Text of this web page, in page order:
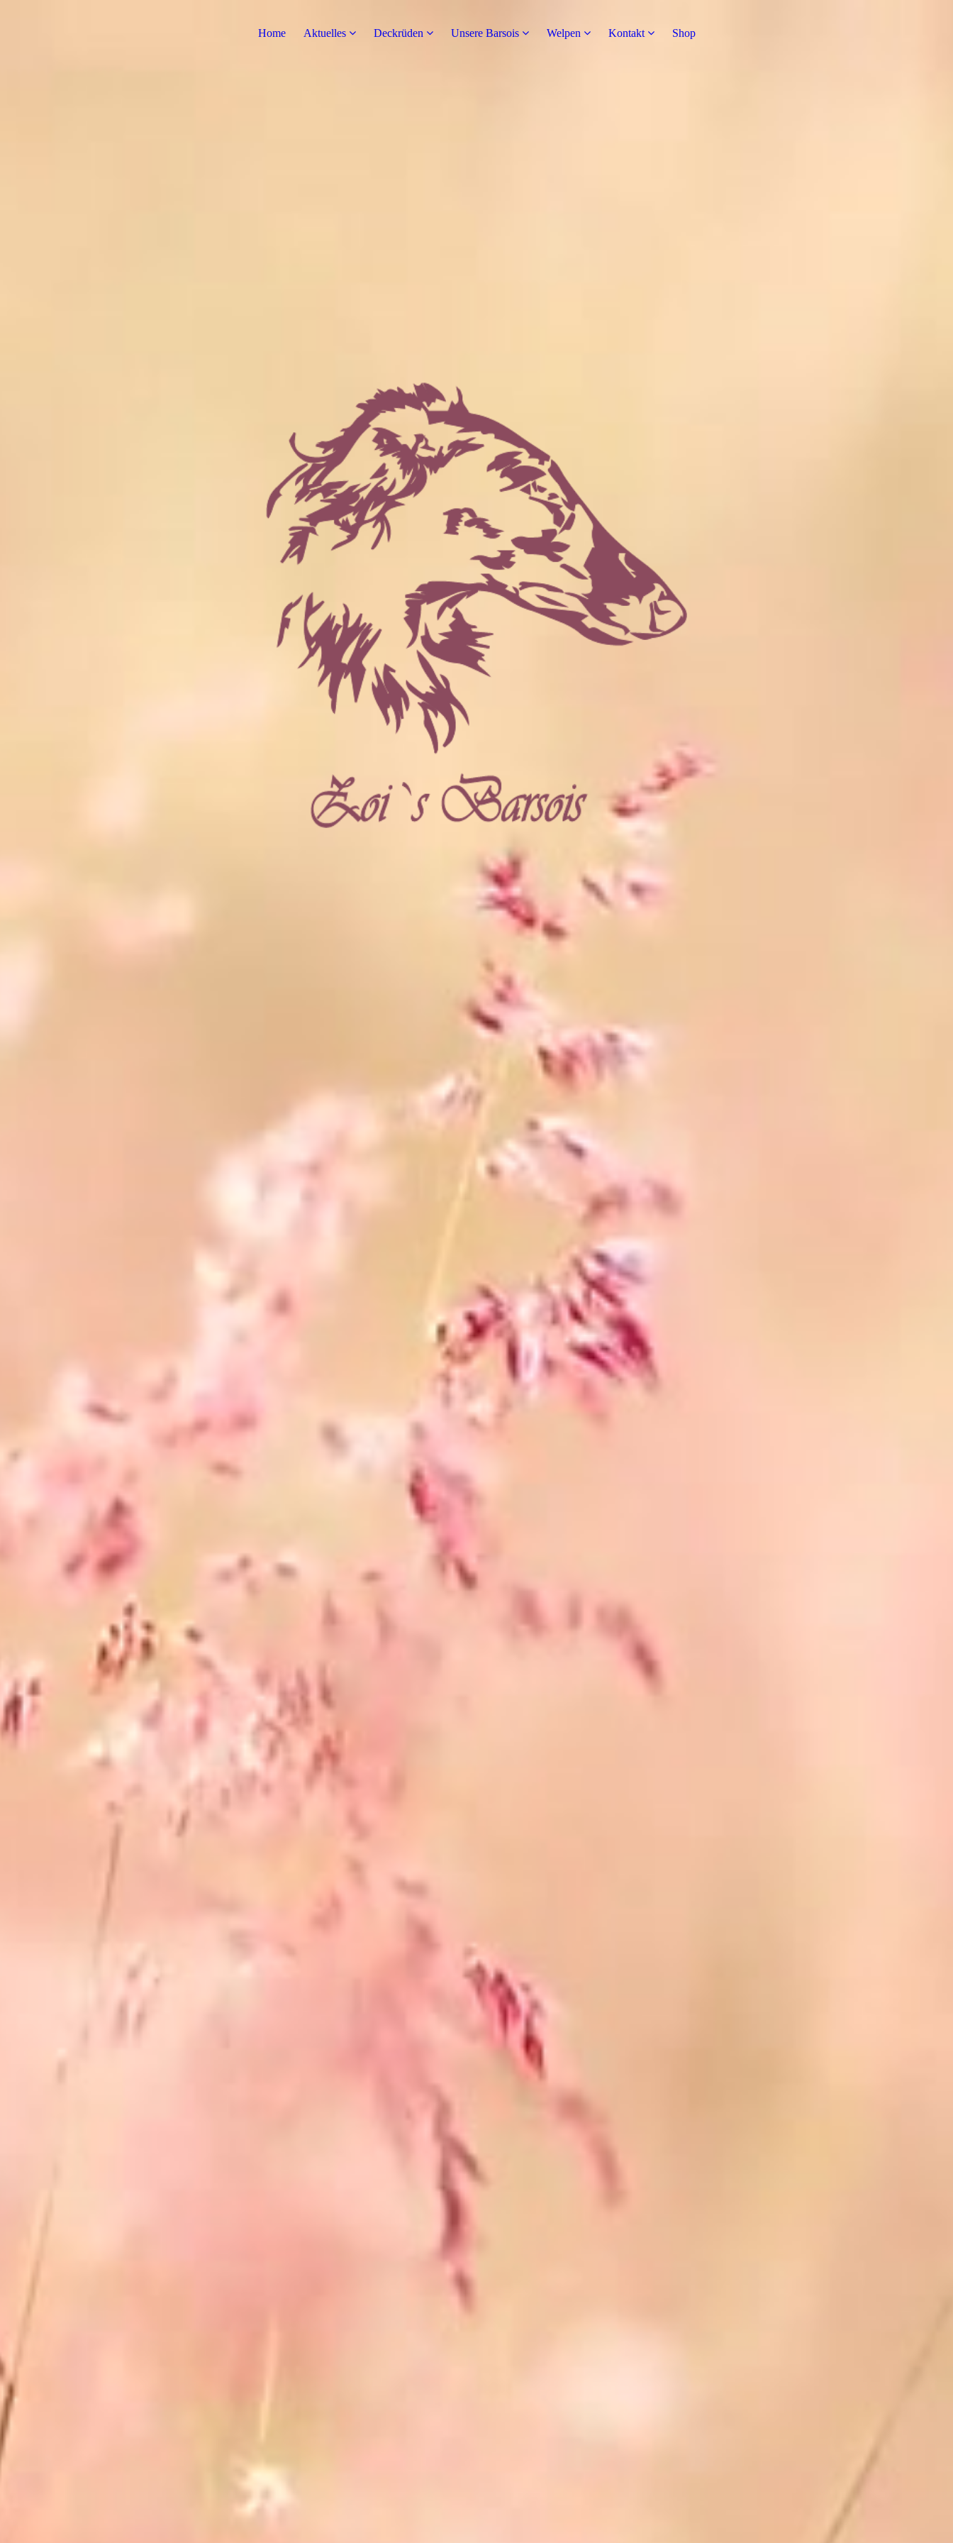
Home Aktuelles Deckrüden Unsere Barsois Welpen Kontakt Shop